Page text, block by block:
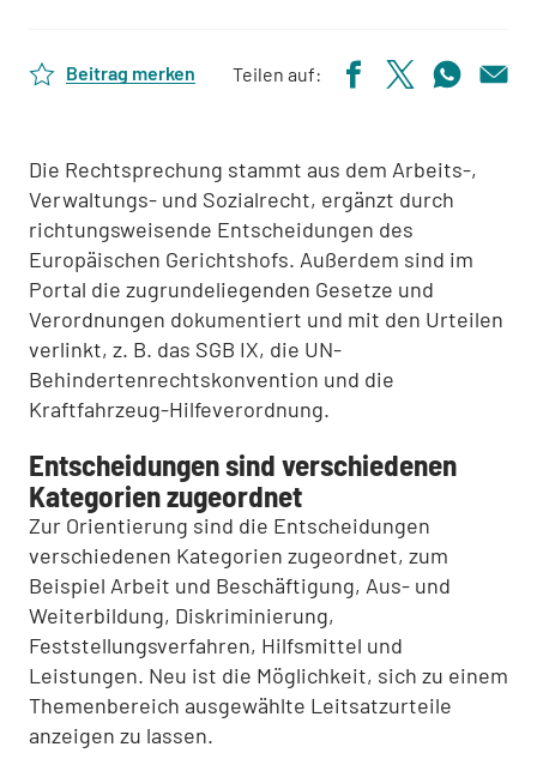
Beitrag merken Teilen auf:
Die Rechtsprechung stammt aus dem Arbeits-,
Verwaltungs- und Sozialrecht, ergänzt durch
richtungsweisende Entscheidungen des
Europäischen Gerichtshofs. Außerdem sind im
Portal die zugrundeliegenden Gesetze und
Verordnungen dokumentiert und mit den Urteilen
verlinkt, z. B. das SGB IX, die UN-
Behindertenrechtskonvention und die
Kraftfahrzeug-Hilfeverordnung.
Entscheidungen sind verschiedenen
Kategorien zugeordnet
Zur Orientierung sind die Entscheidungen
verschiedenen Kategorien zugeordnet, zum
Beispiel Arbeit und Beschäftigung, Aus- und
Weiterbildung, Diskriminierung,
Feststellungsverfahren, Hilfsmittel und
Leistungen. Neu ist die Möglichkeit, sich zu einem
Themenbereich ausgewählte Leitsatzurteile
anzeigen zu lassen.